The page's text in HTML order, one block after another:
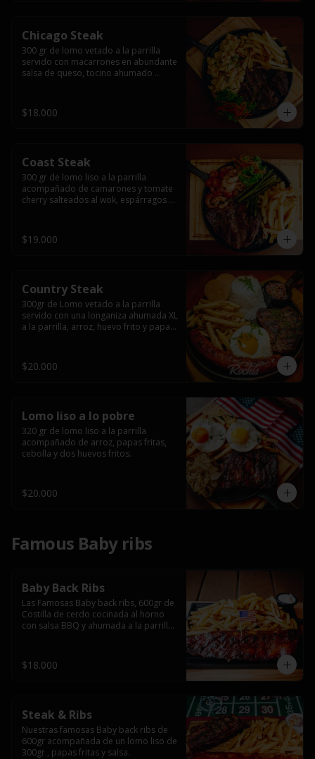
Chicago Steak
300 gr de lomo vetado a la parrilla
servido con macarrones en abundante
salsa de queso, tocino ahumado
$18.000
Coast Steak
300 gr de lomo liso a la parrilla
acompañado de camarones y tomate
cherry salteados al wok, espárragos
$19.000
Country Steak
300gr de Lomo vetado a la parrilla
servido con una longaniza ahumada XL
a la parrilla, arroz, huevo frito y papas
$20.000
Lomo liso a lo pobre
320 gr de lomo liso a la parrilla
acompañado de arroz, papas fritas,
cebolla y dos huevos fritos.
$20.000
Famous Baby ribs
Baby Back Ribs
Las Famosas Baby back ribs, 600gr de
Costilla de cerdo cocinada al horno
con salsa BBQ y ahumada a la parrilla
$18.000
Steak & Ribs
Nuestras famosas Baby back ribs de
600gr acompañada de un lomo liso de
300gr , papas fritas y salsa.